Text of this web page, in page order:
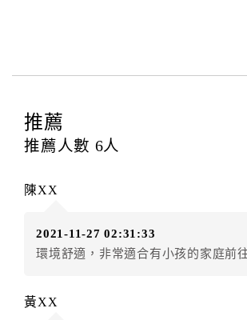
四、訂單異動
提出申辦不得異動訂單。
每筆訂單異動限定
辦理取消退款。
房者應補足差額。（限原訂飯店）
房者不得要求退其差額。（限原訂飯店）
額12個月
推薦
推薦人數 6人
陳XX
2021-11-27 02:31:33
環境舒適，非常適合有小孩的家庭前
黃XX